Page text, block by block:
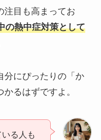
注目も高まってお
の熱中症対策として
分にぴったりの「か
るはずですよ。
る人も